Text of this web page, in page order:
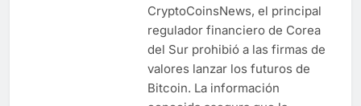
CryptoCoinsNews, el principal
regulador financiero de Corea
del Sur prohibió a las firmas de
valores lanzar los futuros de
Bitcoin. La información